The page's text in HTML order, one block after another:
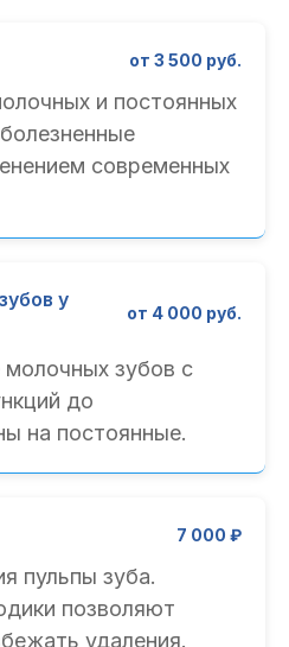
от 3 500 руб.
и постоянных
современных
у
от 4 000 руб.
зубов с
до
на постоянные.
7 000 ₽
пульпы зуба.
позволяют
удаления.